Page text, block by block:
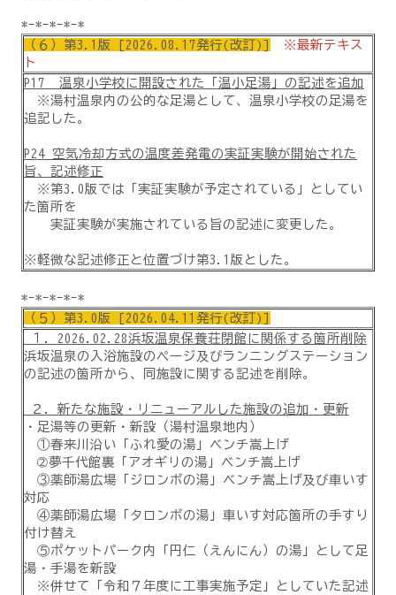
*-*-*-*-*
（６）第3.1版 [2026.08.17発行(改訂)]
※最新テキス
ト
P17 温泉小学校に開設された「温小足湯」の記述を追加
※湯村温泉内の公的な足湯として、温泉小学校の足湯を
追記した。
P24 空気冷却方式の温度差発電の実証実験が開始された
旨、記述修正
※第3.0版では「実証実験が予定されている」としてい
た箇所を
実証実験が実施されている旨の記述に変更した。
※軽微な記述修正と位置づけ第3.1版とした。
*-*-*-*-*
（５）第3.0版 [2026.04.11発行(改訂)]
１．2026.02.28浜坂温泉保養荘閉館に関係する箇所削除
浜坂温泉の入浴施設のページ及びランニングステーション
の記述の箇所から、同施設に関する記述を削除。
２．新たな施設・リニューアルした施設の追加・更新
・足湯等の更新・新設（湯村温泉地内）
①春来川沿い「ふれ愛の湯」ベンチ嵩上げ
➁夢千代館裏「アオギリの湯」ベンチ嵩上げ
③薬師湯広場「ジロンボの湯」ベンチ嵩上げ及び車いす
対応
④薬師湯広場「タロンボの湯」車いす対応箇所の手すり
付け替え
⑤ポケットパーク内「円仁（えんにん）の湯」として足
湯・手湯を新設
※併せて「令和７年度に工事実施予定」としていた記述